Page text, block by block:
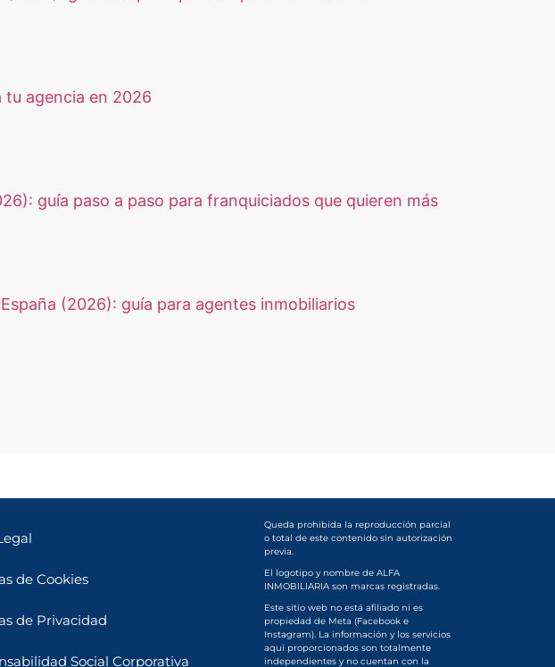
tu agencia en 2026
guía paso a paso para franquiciados que quieren más
(2026): guía para agentes inmobiliarios
de Cookies
de Privacidad
Social Corporativa
Queda prohibida la reproducción parcial
o total de este contenido sin autorización
previa.
El logotipo y nombre de ALFA
INMOBILIARIA son marcas registradas.
Este sitio web no está afiliado ni es
propiedad de Meta (Facebook e
Instagram). La información y los servicios
aquí proporcionados son totalmente
independientes y no cuentan con la